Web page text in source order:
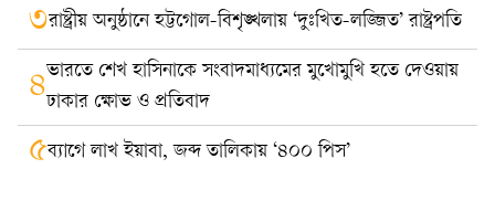
৩রাষ্ট্রীয় অনুষ্ঠানে হট্টগোল-বিশৃঙ্খলায় ‘দুঃখিত-লজ্জিত’ রাষ্ট্রপতি
৪ভারতে শেখ হাসিনাকে সংবাদমাধ্যমের মুখোমুখি হতে দেওয়ায়
ঢাকার ক্ষোভ ও প্রতিবাদ
৫ব্যাগে লাখ ইয়াবা, জব্দ তালিকায় ‘৪০০ পিস’